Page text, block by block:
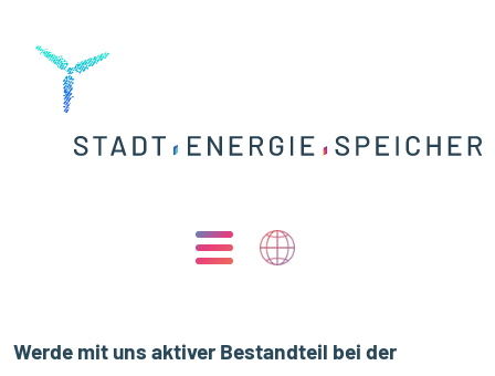
Werde mit uns aktiver Bestandteil bei der